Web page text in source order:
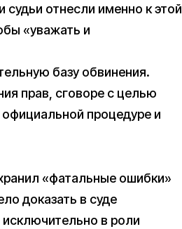
отнесли именно к этой
«уважать и
базу обвинения.
прав, сговоре с целью
процедуре и
«фатальные ошибки»
доказать в суде
исключительно в роли